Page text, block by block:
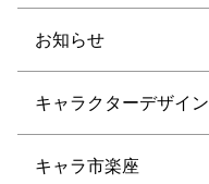
お知らせ
キャラクターデザイン
キャラ市楽座